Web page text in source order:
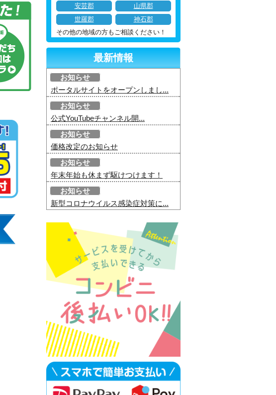
安芸郡
山県郡
世羅郡
神石郡
その他の地域の方もご相談ください！
最新情報
お知らせ
ポータルサイトをオープンしまし...
お知らせ
公式YouTubeチャンネル開...
お知らせ
価格改定のお知らせ
お知らせ
年末年始も休まず駆けつけます！
お知らせ
新型コロナウイルス感染症対策に...